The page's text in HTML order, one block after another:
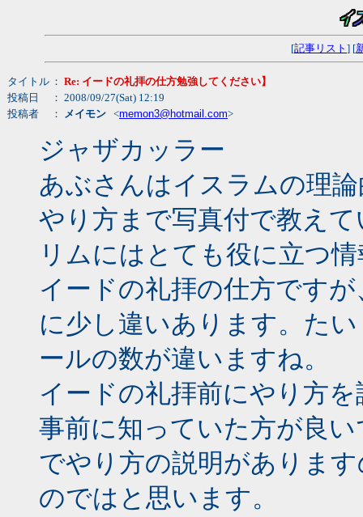
[記事リスト ] [
タイトル ： Re: イードの礼拝の仕方勉強してください】
投稿日
： 2008/09/27(Sat) 12:19
投稿者
： メイモン <memon3@hotmail.com>
ジャザカッラー
あぶさんはイスラムの理
やり方まで写真付で教え
リムにはとても役に立つ
イードの礼拝の仕方です
に少し違いあります。た
ールの数が違いますね。
イードの礼拝前にやり方
事前に知っていた方が良
でやり方の説明がありま
のではと思います。